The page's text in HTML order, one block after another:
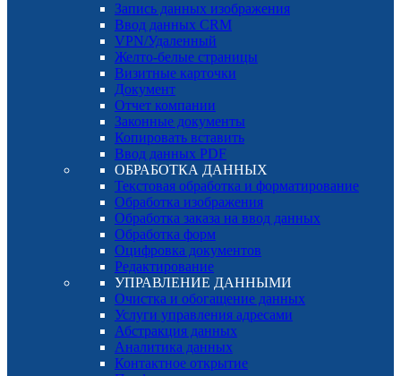
Запись данных изображения
Ввод данных CRM
VPN/Удаленный
Желто-белые страницы
Визитные карточки
Документ
Отчет компании
Законные документы
Копировать вставить
Ввод данных PDF
ОБРАБОТКА ДАННЫХ
Текстовая обработка и форматирование
Обработка изображения
Обработка заказа на ввод данных
Обработка форм
Оцифровка документов
Редактирование
УПРАВЛЕНИЕ ДАННЫМИ
Очистка и обогащение данных
Услуги управления адресами
Абстракция данных
Аналитика данных
Контактное открытие